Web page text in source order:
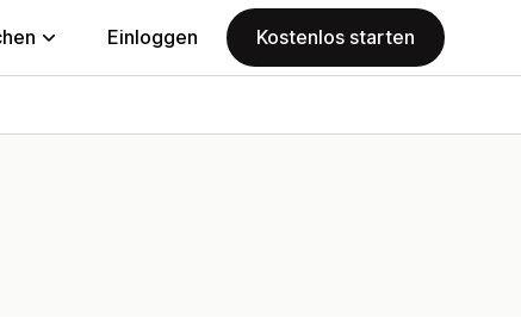
Einloggen Kostenlos starten